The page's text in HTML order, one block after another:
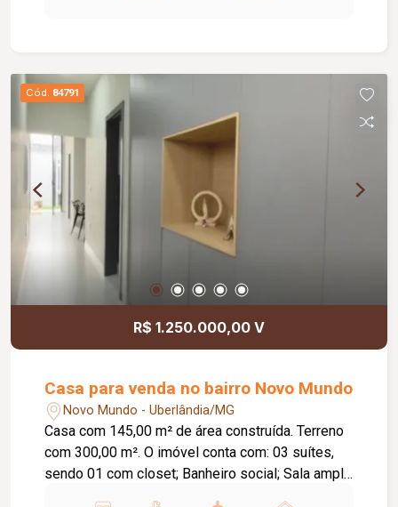
Cód. 84791
R$ 1.250.000,00 V
Casa para venda no bairro Novo Mundo
Novo Mundo - Uberlândia/MG
Casa com 145,00 m² de área construída. Terreno
com 300,00 m². O imóvel conta com: 03 suítes,
sendo 01 com closet; Banheiro social; Sala ampla